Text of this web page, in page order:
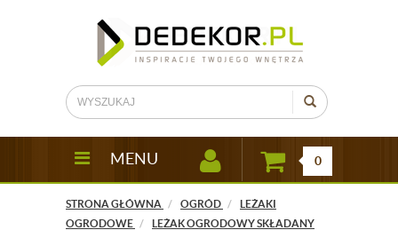
MENU 0
STRONA GŁÓWNA OGRÓD
LEŻAKI
OGRODOWE
LEŻAK OGRODOWY SKŁADANY